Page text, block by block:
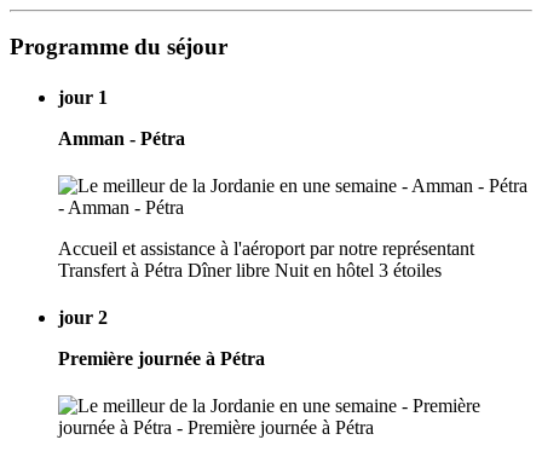
Programme du séjour
jour 1
Amman - Pétra
Accueil et assistance à l'aéroport par notre représentant
Transfert à Pétra Dîner libre Nuit en hôtel 3 étoiles
jour 2
Première journée à Pétra